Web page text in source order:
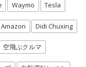
Waymo Tesla
Amazon Didi Chuxing
空飛ぶクルマ